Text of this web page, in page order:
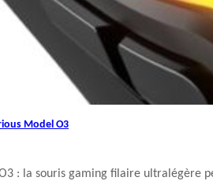
Model O3
O3 : la souris gaming filaire ultralégère